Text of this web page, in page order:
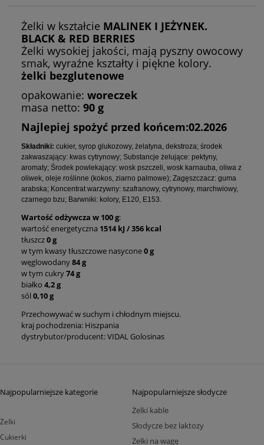
Żelki w kształcie MALINEK I JEŻYNEK.
BLACK & RED BERRIES
Żelki wysokiej jakości, mają pyszny owocowy
smak, wyraźne kształty i piękne kolory.
żelki bezglutenowe
opakowanie: woreczek
masa netto: 90 g
Najlepiej spożyć przed końcem:02.2026
Składniki: cukier, syrop glukozowy, żelatyna, dekstroza; środek
zakwaszający: kwas cytrynowy; Substancje żelujące: pektyny,
aromaty; Środek powlekający: wosk pszczeli, wosk karnauba, oliwa z
oliwek, oleje roślinne (kokos, ziarno palmowe); Zagęszczacz: guma
arabska; Koncentrat warzywny: szafranowy, cytrynowy, marchwiowy,
czarnego bzu; Barwniki: kolory, E120, E153.
Wartość odżywcza w 100 g:
wartość energetyczna 1514 kJ / 356 kcal
tłuszcz0 g
w tym kwasy tłuszczowe nasycone0 g
węglowodany84g
w tym cukry74 g
białko 4,2 g
sól 0,10g
Przechowywać w suchym i chłodnym miejscu.
kraj pochodzenia: Hiszpania
dystrybutor/producent: VIDAL Golosinas
Najpopularniejsze kategorie
Żelki
Cukierki
Najpopularniejsze słodycze
Żelki kable
Słodycze bez laktozy
Żelki na wagę